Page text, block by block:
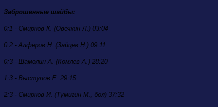
Заброшенные шайбы:
0:1 - Смирнов К. (Овечкин Л.) 03:04
0:2 - Алферов Н. (Зайцев Н.) 09:11
0:3 - Шамолин А. (Комлев А.) 28:20
1:3 - Выступов Е. 29:15
2:3 - Смирнов И. (Тумигин М., бол) 37:32